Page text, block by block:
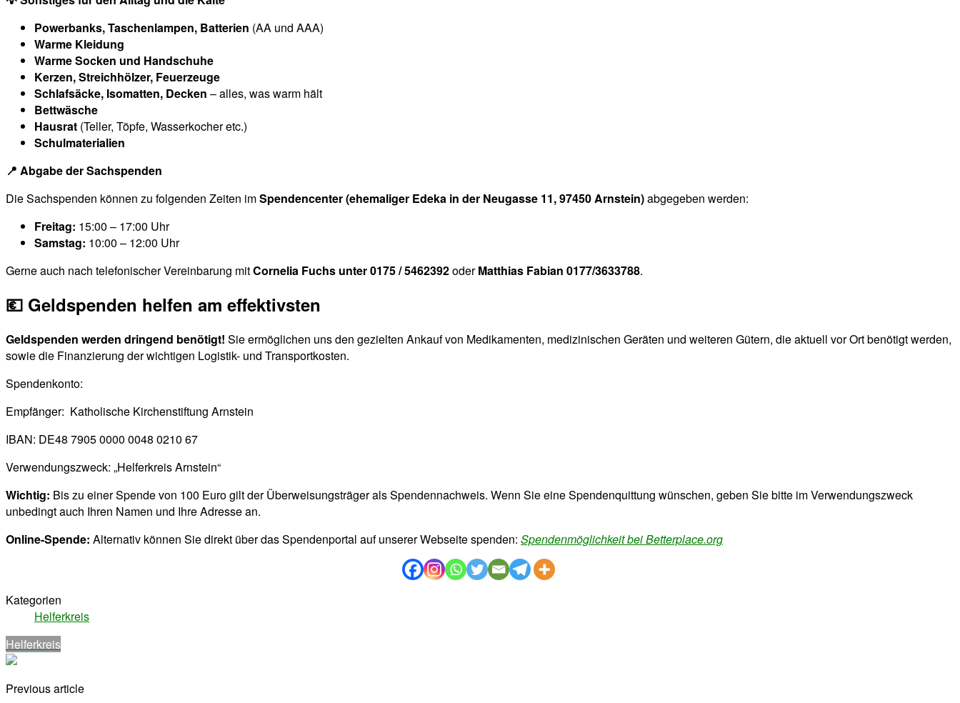
Powerbanks, Taschenlampen, Batterien (AA und AAA)
Warme Kleidung
Warme Socken und Handschuhe
Kerzen, Streichhölzer, Feuerzeuge
Schlafsäcke, Isomatten, Decken – alles, was warm hält
Bettwäsche
Hausrat (Teller, Töpfe, Wasserkocher etc.)
Schulmaterialien
📍 Abgabe der Sachspenden
Die Sachspenden können zu folgenden Zeiten imSpendencenter (ehemaliger Edeka in der Neugasse 11, 97450 Arnstein)abgegeben werden:
Freitag: 15:00 – 17:00 Uhr
Samstag: 10:00 – 12:00 Uhr
Gerne auch nach telefonischer Vereinbarung mitCornelia Fuchs unter 0175 / 5462392oderMatthias Fabian 0177/3633788.
💶 Geldspenden helfen am effektivsten
Geldspenden werden dringend benötigt! Sie ermöglichen uns den gezielten Ankauf von Medikamenten, medizinischen Geräten und weiteren Gütern, die aktuell vor Ort benötigt werden,
sowie die Finanzierung der wichtigen Logistik- und Transportkosten.
Spendenkonto:
Empfänger: Katholische Kirchenstiftung Arnstein
IBAN: DE48 7905 0000 0048 0210 67
Verwendungszweck: „Helferkreis Arnstein“
Wichtig: Bis zu einer Spende von 100 Euro gilt der Überweisungsträger als Spendennachweis. Wenn Sie eine Spendenquittung wünschen, geben Sie bitte im Verwendungszweck
unbedingt auch Ihren Namen und Ihre Adresse an.
Online-Spende: Alternativ können Sie direkt über das Spendenportal auf unserer Webseite spenden: Spendenmöglichkeit bei Betterplace.org
Kategorien
Helferkreis
Helferkreis
Previous article